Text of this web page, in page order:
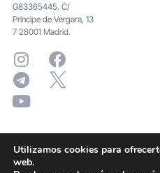
G83365445. C/
Principe de Vergara, 13
7 28001 Madrid.
Utilizamos cookies para
web.